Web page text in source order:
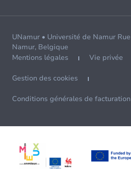
UNamur • Université de Namur
Namur, Belgique
Mentions légales
Vie privée
Gestion des cookies
Conditions générales de facturation